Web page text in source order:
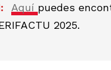
Aquí puedes
2025.